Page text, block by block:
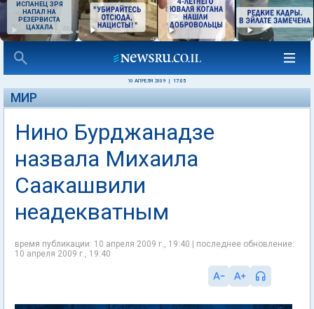
ИСПАНЕЦ ЗРЯ
НАПАЛ НА
РЕЗЕРВИСТА
ЦАХАЛА
10 АПРЕЛЯ 2009 17:05
МИР
Нино Бурджанадзе
назвала Михаила
Саакашвили
неадекватным
время публикации: 10 апреля 2009 г., 19:40 | последнее обновление:
10 апреля 2009 г., 19:40